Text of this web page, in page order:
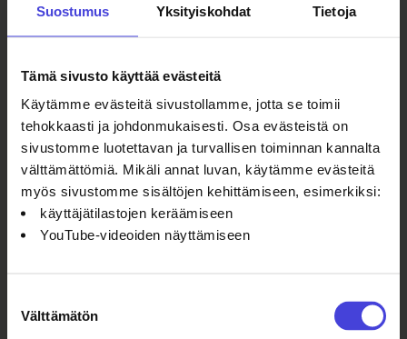
Suostumus Yksityiskohdat Tietoja
Tämä sivusto käyttää evästeitä
Käytämme evästeitä sivustollamme, jotta se toimii
tehokkaasti ja johdonmukaisesti. Osa evästeistä on
sivustomme luotettavan ja turvallisen toiminnan kannalta
välttämättömiä. Mikäli annat luvan, käytämme evästeitä
myös sivustomme sisältöjen kehittämiseen, esimerkiksi:
käyttäjätilastojen keräämiseen
YouTube-videoiden näyttämiseen
valinta
Välttämätön
[/et_pb_button][et_pb_text
hover_enabled=”0″
global_colors_info=”{}”
sticky_enabled=”0″]
-hanke